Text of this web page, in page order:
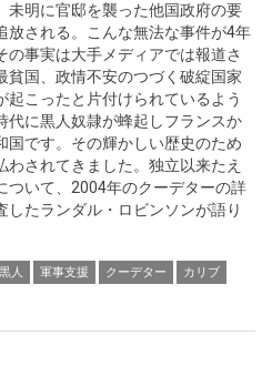
明に官邸を襲った他国政府の要
放される。こんな無法な事件が4年
事実は大手メディアでは報道さ
貧国、政情不安のつづく破綻国家
起こったと片付けられているよう
代に黒人奴隷が蜂起しフランスか
国です。その輝かしい歴史のため
されてきました。独立以来たえ
ついて、2004年のクーデターの詳
たランダル・ロビンソンが語り
黒人 軍事支援 クーデター カリブ